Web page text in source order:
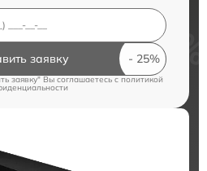
заявку
заявку" Вы соглашаетесь cполитикой